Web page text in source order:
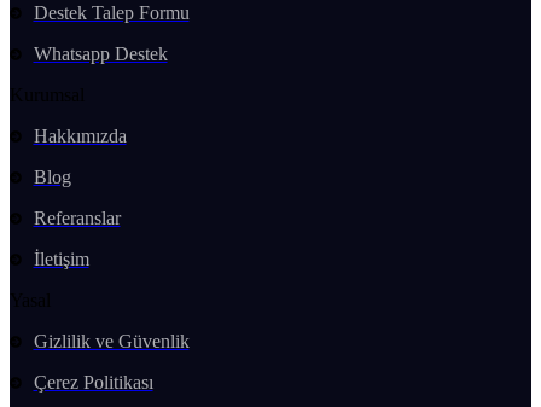
Destek Talep Formu
Whatsapp Destek
Kurumsal
Hakkımızda
Blog
Referanslar
İletişim
Yasal
Gizlilik ve Güvenlik
Çerez Politikası